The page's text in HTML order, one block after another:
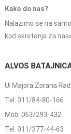
Kako do nas?
Nalazimo se na
kod skretanja za
ALVOS
Ul Majora Zorana
Tel: 011/84-80-166
Mob: 063/293-432
Tel: 011/377-44-63